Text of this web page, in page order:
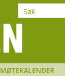
MØTEKALENDER